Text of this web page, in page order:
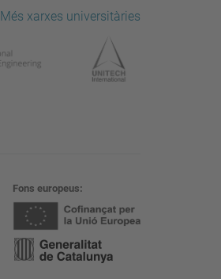
Més xarxes universitàries
Fons europeus